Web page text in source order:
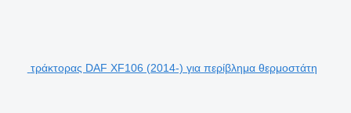
τράκτορας DAF XF106 (2014-) για περίβλημα θερμοστάτη